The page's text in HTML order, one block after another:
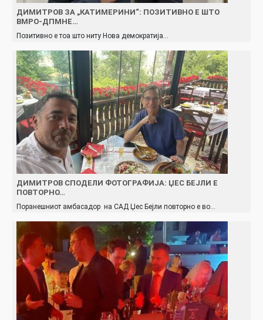
ДИМИТРОВ ЗА „КАТИМЕРИНИ“: ПОЗИТИВНО Е ШТО
ВМРО-ДПМНЕ…
Позитивно е тоа што ниту Нова демократија…
ДИМИТРОВ СПОДЕЛИ ФОТОГРАФИЈА: ЏЕС БЕЈЛИ Е
ПОВТОРНО…
Поранешниот амбасадор на САД Џес Бејли повторно е во…